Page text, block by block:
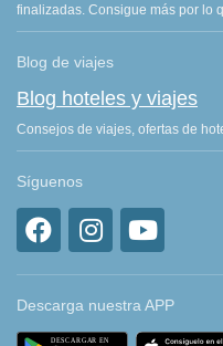
finalizadas. Consigue más por lo
Blog de viajes
Blog hoteles y viajes
Consejos de viajes, ofertas de
Síguenos
Descarga nuestra APP